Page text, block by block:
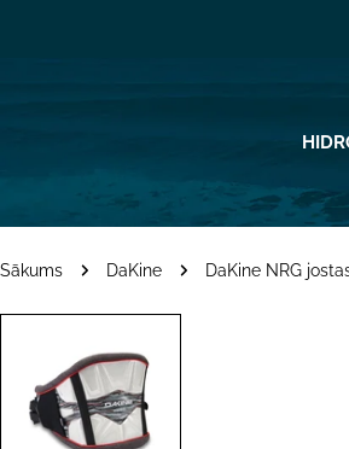
Sākums DaKine DaKine NRG